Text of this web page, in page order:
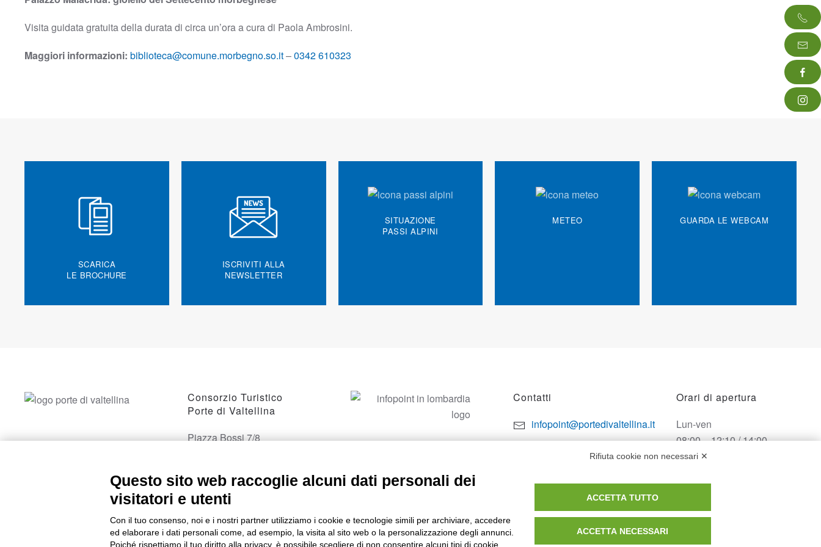
Visita guidata gratuita della durata di circa un’ora a cura di Paola Ambrosini.
Maggiori informazioni: biblioteca@comune.morbegno.so.it–0342 610323
SCARICA
LE BROCHURE
ISCRIVITI ALLA
NEWSLETTER
SITUAZIONE
PASSI ALPINI
METEO GUARDA LE WEBCAM
Consorzio Turistico
Porte di Valtellina
Piazza Bossi 7/8
Contatti
infopoint@portedivaltellina.it
Orari di apertura
Lun-ven
08:00 – 12:10 / 14:00 –
18:10
Sabato
Rifiuta cookie non necessari ✕
Questo sito web raccoglie alcuni dati personali dei
visitatori e utenti
Con il tuo consenso, noi e i nostri partner utilizziamo i cookie e tecnologie simili per archiviare, accedere
ed elaborare i dati personali come, ad esempio, la visita al sito web o la personalizzazione degli annunci.
Poiché rispettiamo il tuo diritto alla privacy, è possibile scegliere di non consentire alcuni tipi di cookie.
ACCETTA TUTTO
ACCETTA NECESSARI